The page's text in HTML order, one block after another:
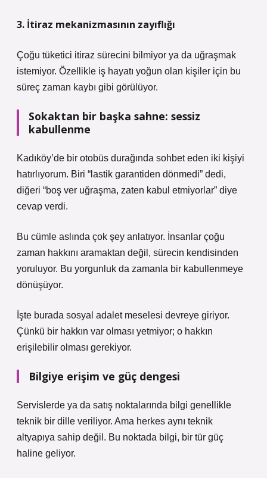
3. İtiraz mekanizmasının zayıflığı
Çoğu tüketici itiraz sürecini bilmiyor ya da uğraşmak
istemiyor. Özellikle iş hayatı yoğun olan kişiler için bu
süreç zaman kaybı gibi görülüyor.
Sokaktan bir başka sahne: sessiz
kabullenme
Kadıköy’de bir otobüs durağında sohbet eden iki kişiyi
hatırlıyorum. Biri “lastik garantiden dönmedi” dedi,
diğeri “boş ver uğraşma, zaten kabul etmiyorlar” diye
cevap verdi.
Bu cümle aslında çok şey anlatıyor. İnsanlar çoğu
zaman hakkını aramaktan değil, sürecin kendisinden
yoruluyor. Bu yorgunluk da zamanla bir kabullenmeye
dönüşüyor.
İşte burada sosyal adalet meselesi devreye giriyor.
Çünkü bir hakkın var olması yetmiyor; o hakkın
erişilebilir olması gerekiyor.
Bilgiye erişim ve güç dengesi
Servislerde ya da satış noktalarında bilgi genellikle
teknik bir dille veriliyor. Ama herkes aynı teknik
altyapıya sahip değil. Bu noktada bilgi, bir tür güç
haline geliyor.